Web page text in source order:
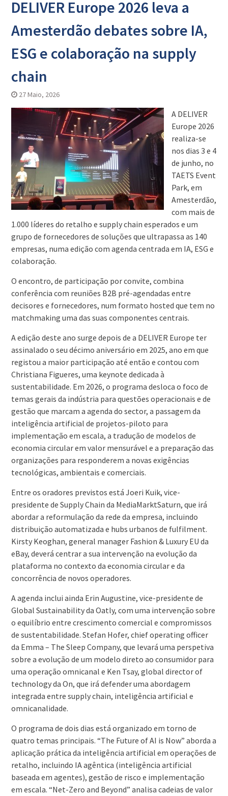
DELIVER Europe 2026 leva a
Amesterdão debates sobre IA,
ESG e colaboração na supply
chain
27 Maio, 2026
A DELIVER
Europe 2026
realiza-se
nos dias 3 e 4
de junho, no
TAETS Event
Park, em
Amesterdão,
com mais de
1.000 líderes do retalho e supply chain esperados e um
grupo de fornecedores de soluções que ultrapassa as 140
empresas, numa edição com agenda centrada em IA, ESG e
colaboração.
O encontro, de participação por convite, combina
conferência com reuniões B2B pré-agendadas entre
decisores e fornecedores, num formato hosted que tem no
matchmaking uma das suas componentes centrais.
A edição deste ano surge depois de a DELIVER Europe ter
assinalado o seu décimo aniversário em 2025, ano em que
registou a maior participação até então e contou com
Christiana Figueres, uma keynote dedicada à
sustentabilidade. Em 2026, o programa desloca o foco de
temas gerais da indústria para questões operacionais e de
gestão que marcam a agenda do sector, a passagem da
inteligência artificial de projetos-piloto para
implementação em escala, a tradução de modelos de
economia circular em valor mensurável e a preparação das
organizações para responderem a novas exigências
tecnológicas, ambientais e comerciais.
Entre os oradores previstos está Joeri Kuik, vice-
presidente de Supply Chain da MediaMarktSaturn, que irá
abordar a reformulação da rede da empresa, incluindo
distribuição automatizada e hubs urbanos de fulfilment.
Kirsty Keoghan, general manager Fashion & Luxury EU da
eBay, deverá centrar a sua intervenção na evolução da
plataforma no contexto da economia circular e da
concorrência de novos operadores.
A agenda inclui ainda Erin Augustine, vice-presidente de
Global Sustainability da Oatly, com uma intervenção sobre
o equilíbrio entre crescimento comercial e compromissos
de sustentabilidade. Stefan Hofer, chief operating officer
da Emma – The Sleep Company, que levará uma perspetiva
sobre a evolução de um modelo direto ao consumidor para
uma operação omnicanal e Ken Tsay, global director of
technology da On, que irá defender uma abordagem
integrada entre supply chain, inteligência artificial e
omnicanalidade.
O programa de dois dias está organizado em torno de
quatro temas principais. “The Future of AI is Now” aborda a
aplicação prática da inteligência artificial em operações de
retalho, incluindo IA agêntica (inteligência artificial
baseada em agentes), gestão de risco e implementação
em escala. “Net-Zero and Beyond” analisa cadeias de valor